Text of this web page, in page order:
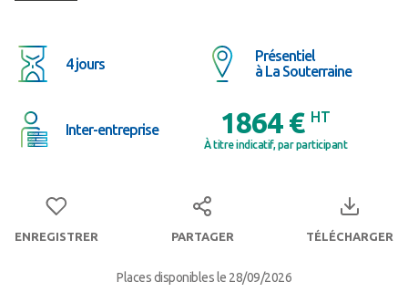
4 jours
Présentiel
à La Souterraine
Inter-entreprise 1864 € HT
À titre indicatif, par participant
ENREGISTRER PARTAGER TÉLÉCHARGER
Places disponibles le 28/09/2026